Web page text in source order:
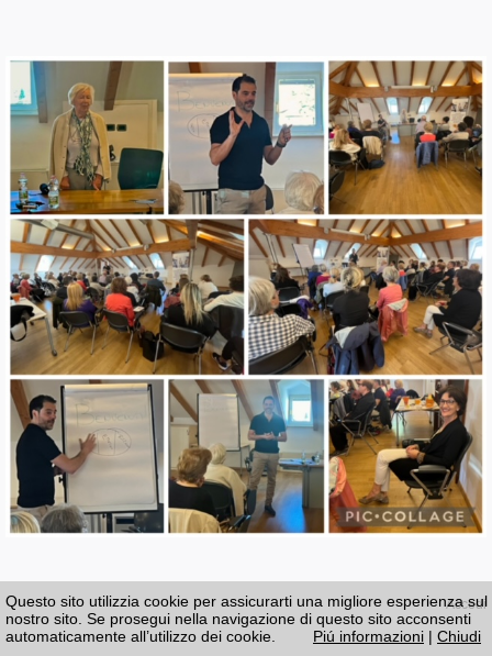
Accedi
Questo sito utilizzia cookie per assicurarti una migliore esperienza sul
nostro sito. Se prosegui nella navigazione di questo sito acconsenti
automaticamente all’utilizzo dei cookie.
Piú informazioni | Chiudi